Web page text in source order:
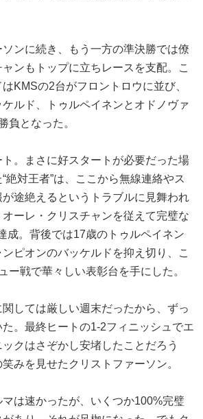
ンに続き、もう一方の準決勝では僚
ンもトップに立ちレースを支配。こ
KMSの2台がフロントロウに並び、
ルド、トゥルペイネンとオドノヴァ
負となった。
。まさに好スタートが必要だった場
絶対王者”は、ここから無線連絡やス
途絶えるというトラブルに見舞われ
ーレ・クリスチャンを従えて完璧な
成。背後では17歳のトゥルペイネン
ピオンのバッケルドを抑え切り、こ
ー戦で華々しい表彰台を手にした。
関しては厳しい週末だったから、ずっ
。最終ヒートの1-2フィニッシュでエ
クはさぞかし安堵したことだろう
笑みを見せたクリストファーソン。
マは速かったが、いくつか100%完璧